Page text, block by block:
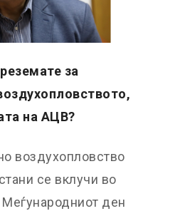
за
на АЦВ?
воздухопловство
се вклучи во
ден